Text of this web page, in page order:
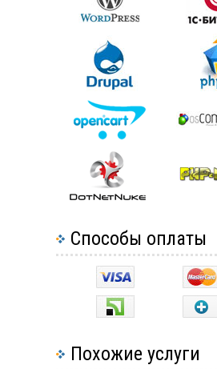
Способы оплаты
Похожие услуги